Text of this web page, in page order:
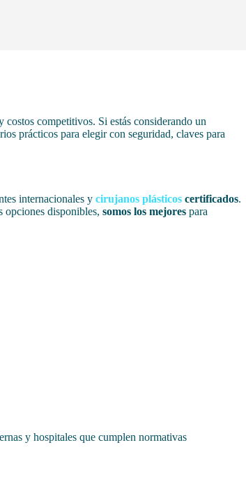
costos competitivos. Si estás considerando un
prácticos para elegir con seguridad, claves para
internacionales y cirujanos plásticos certificados.
opciones disponibles, somos los mejores para
y hospitales que cumplen normativas